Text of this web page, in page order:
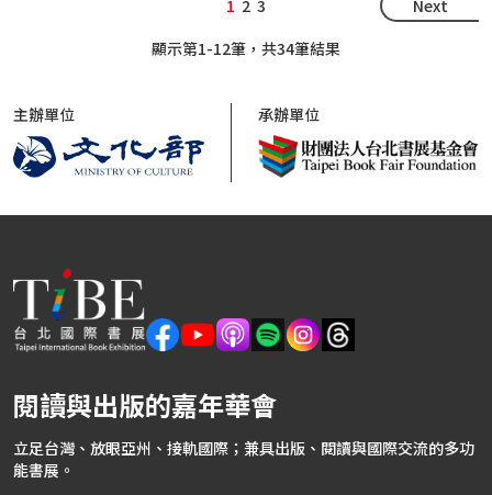
1 2 3
Next
顯示第1-12筆，共34筆結果
主辦單位 承辦單位
閱讀與出版的嘉年華會
立足台灣、放眼亞州、接軌國際；兼具出版、閱讀與國際交流的多功
能書展。